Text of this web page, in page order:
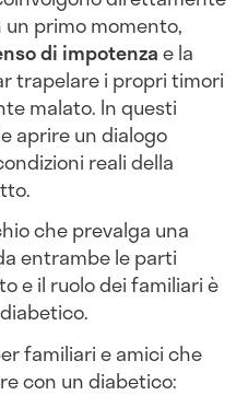
primo momento,
di impotenzae la
trapelare i propri timori
malato. In questi
aprire un dialogo
reali della
che prevalga una
entrambe le parti
e il ruolo dei familiari è
familiari e amici che
con un diabetico: